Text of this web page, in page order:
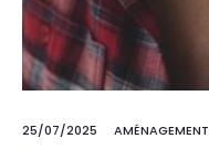
25/07/2025 AMÉNAGEMENT